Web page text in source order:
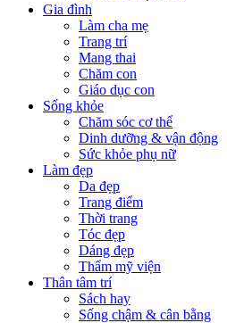
Gia đình
Làm cha mẹ
Trang trí
Mang thai
Chăm con
Giáo dục con
Sống khỏe
Chăm sóc cơ thể
Dinh dưỡng & vận động
Sức khỏe phụ nữ
Làm đẹp
Da đẹp
Trang điểm
Thời trang
Tóc đẹp
Dáng đẹp
Thẩm mỹ viện
Thân tâm trí
Sách hay
Sống chậm & cân bằng